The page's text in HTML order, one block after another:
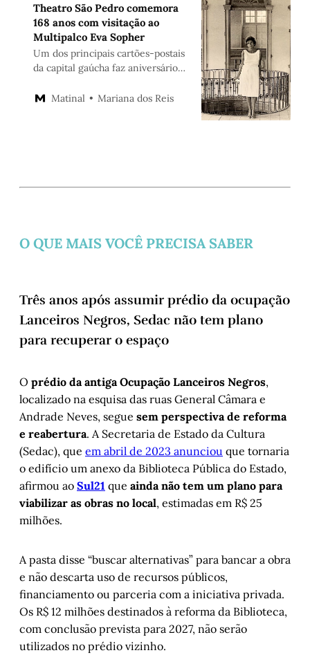
Theatro São Pedro comemora
168 anos com visitação ao
Multipalco Eva Sopher
Um dos principais cartões-postais
da capital gaúcha faz aniversário
(28), o Multipalco recebe o
Matinal Mariana dos Reis
O QUE MAIS VOCÊ PRECISA SABER
Três anos após assumir prédio da ocupação
Lanceiros Negros, Sedac não tem plano
para recuperar o espaço
O prédio da antiga Ocupação Lanceiros Negros,
localizado na esquisa das ruas General Câmara e
Andrade Neves, segue sem perspectiva de reforma
e reabertura. A Secretaria de Estado da Cultura
(Sedac), que em abril de 2023 anunciou que tornaria
o edifício um anexo da Biblioteca Pública do Estado,
afirmou ao Sul21 que ainda não tem um plano para
viabilizar as obras no local, estimadas em R$ 25
milhões.
A pasta disse “buscar alternativas” para bancar a obra
e não descarta uso de recursos públicos,
financiamento ou parceria com a iniciativa privada.
Os R$ 12 milhões destinados à reforma da Biblioteca,
com conclusão prevista para 2027, não serão
utilizados no prédio vizinho.